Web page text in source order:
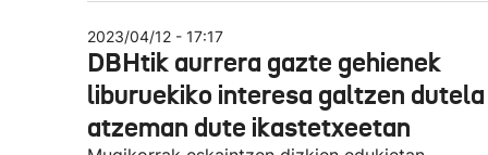
2023/04/12 - 17:17
DBHtik aurrera gazte gehienek
liburuekiko interesa galtzen dutela
atzeman dute ikastetxeetan